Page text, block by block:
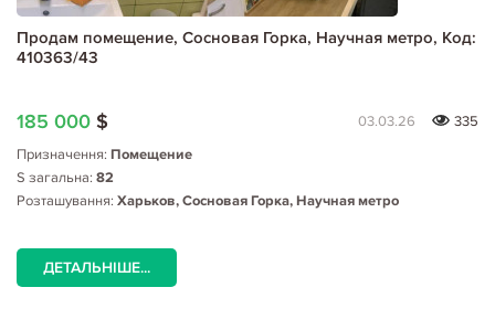
Продам помещение, Сосновая Горка, Научная метро, Код:
410363/43
185 000 $ 03.03.26
335
Призначення: Помещение
S загальна: 82
Розташування: Харьков, Сосновая Горка, Научная метро
ДЕТАЛЬНІШЕ...